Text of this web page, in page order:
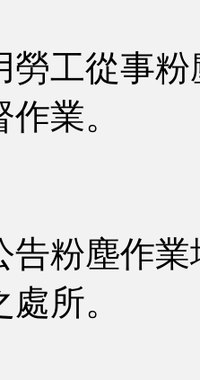
從事粉
業。
塵作業
所。